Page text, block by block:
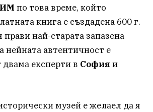
по това време, който
книга е създадена 600 г.
прави най-старата запазена
нейната автентичност е
експерти в София и
музей е желаел да я